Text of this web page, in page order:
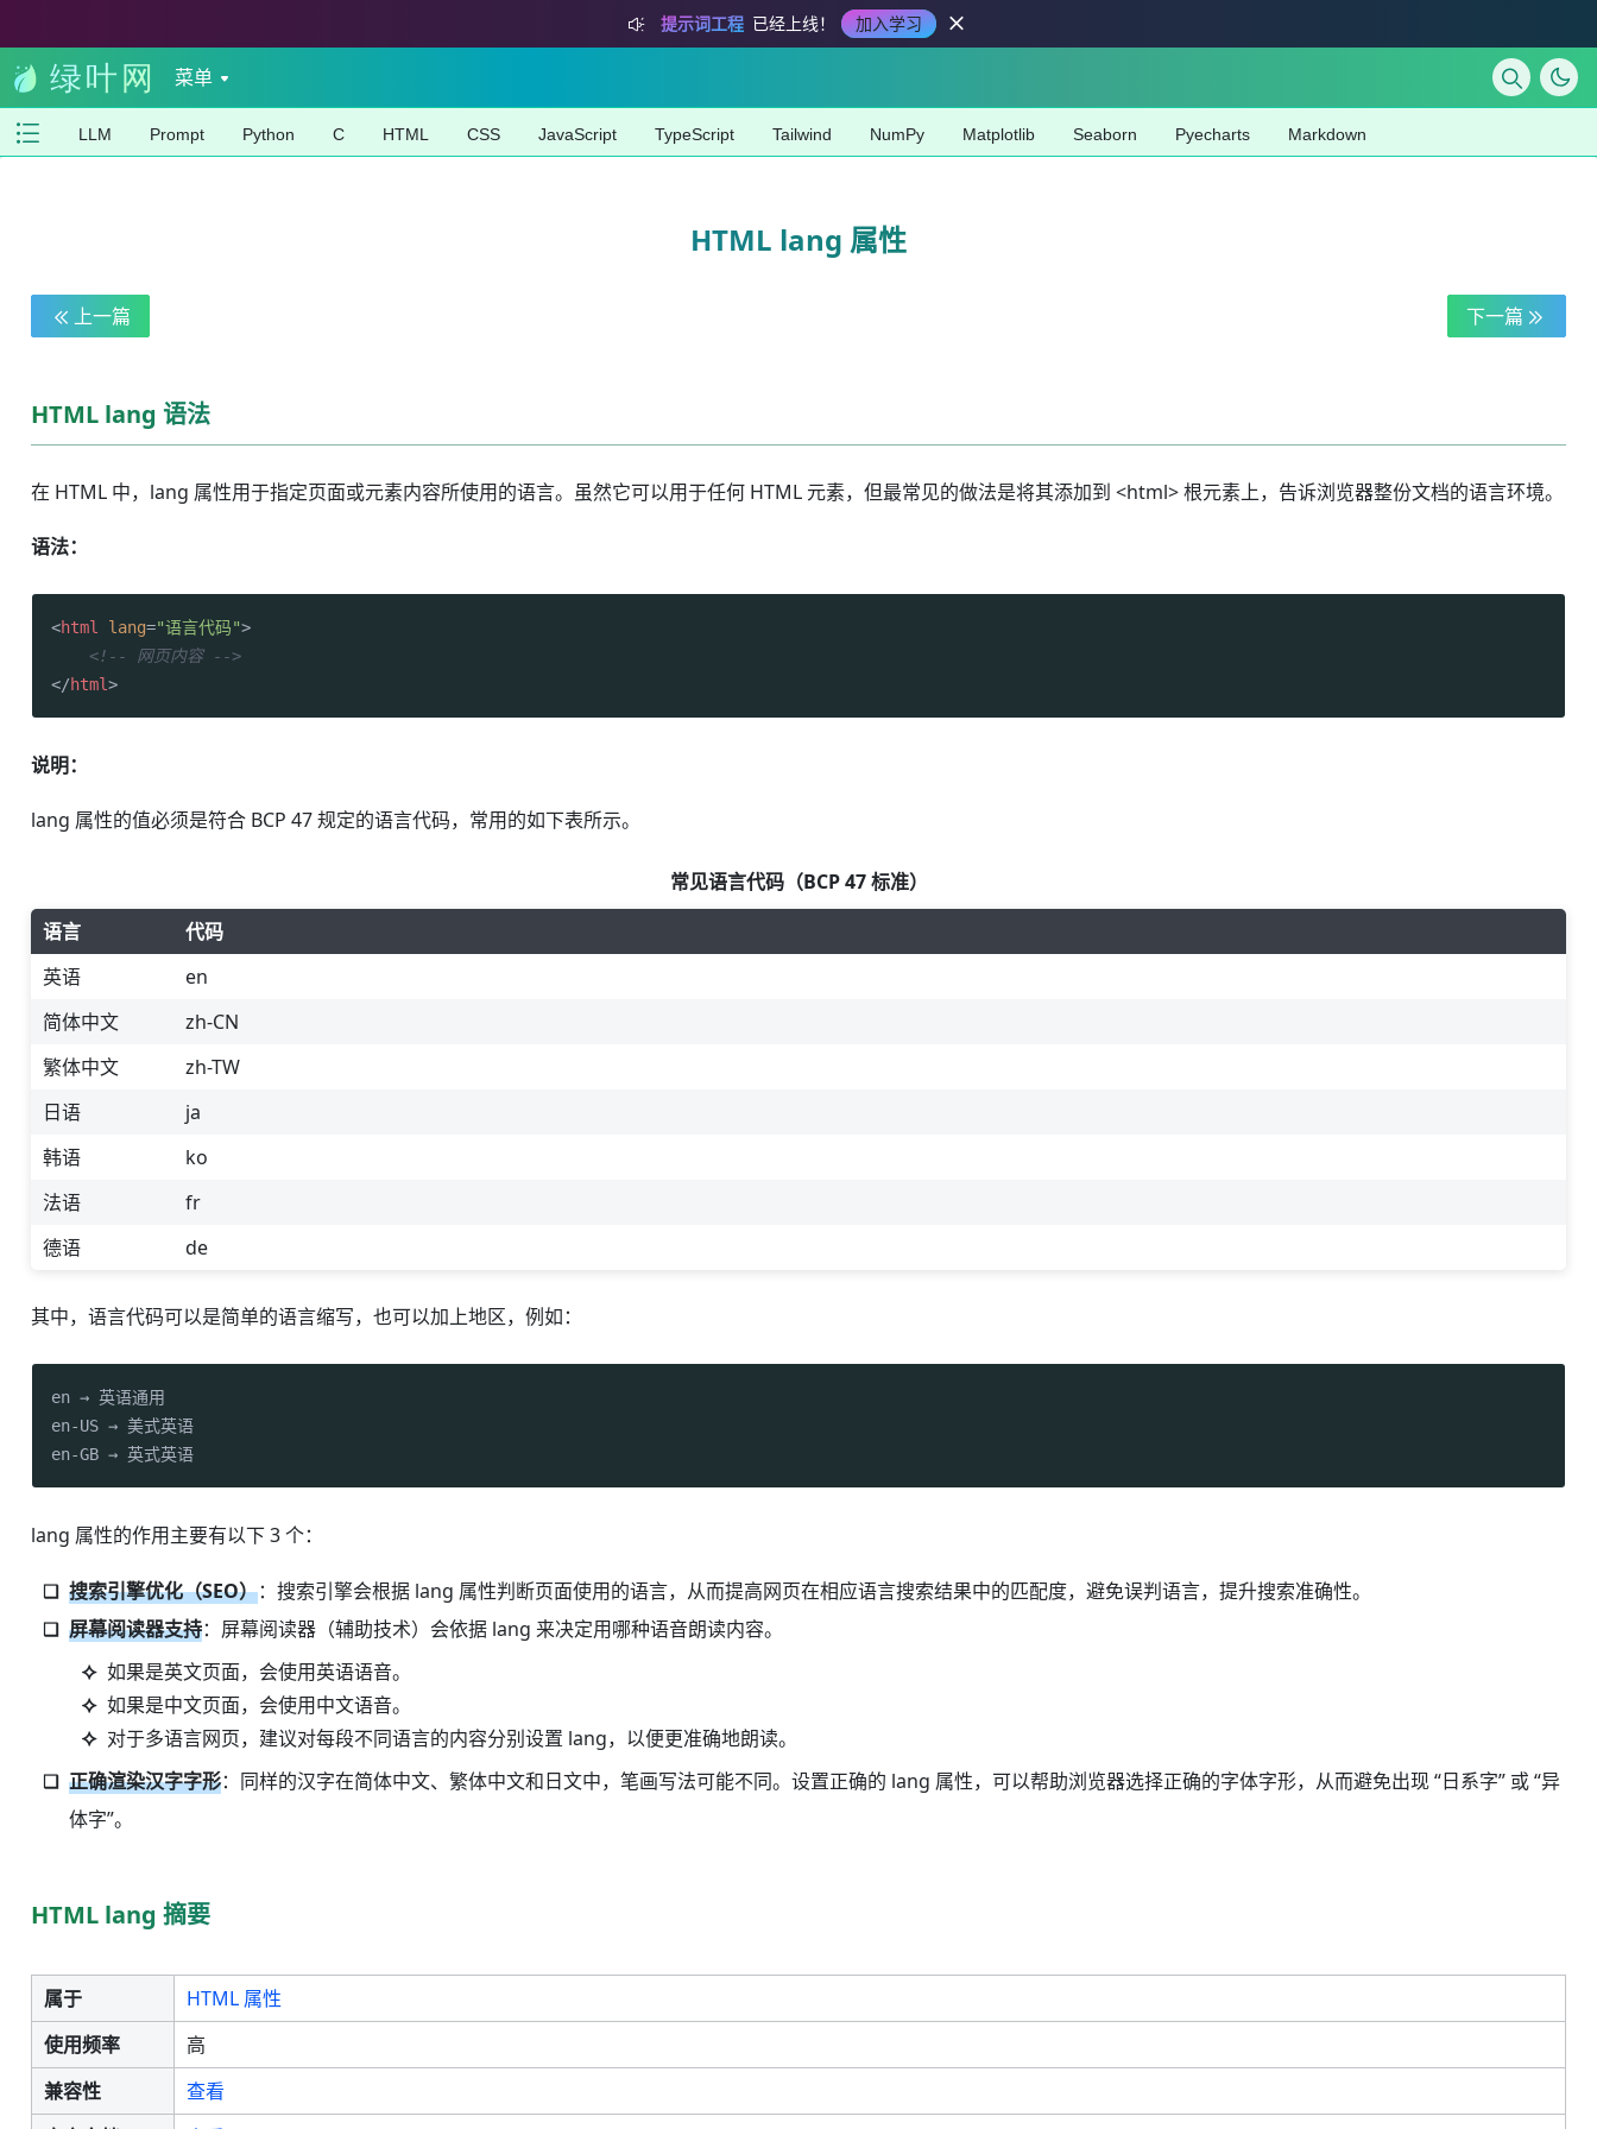
提示词工程 已经上线！ 加入学习
菜单
LLM Prompt Python C HTML CSS JavaScript TypeScript Tailwind NumPy Matplotlib Seaborn Pyecharts Markdown
HTML lang 属性
上一篇 下一篇
HTML lang 语法
在 HTML 中，lang 属性用于指定页面或元素内容所使用的语言。虽然它可以用于任何 HTML 元素，但最常见的做法是将其添加到 <html> 根元素上，告诉浏览器整份文档的语言环境。
语法：
<html lang="语言代码">
<!-- 网页内容 -->
</html>
说明：
lang 属性的值必须是符合 BCP 47 规定的语言代码，常用的如下表所示。
常见语言代码（BCP 47 标准）
语言
代码
英语
en
简体中文
zh-CN
繁体中文
zh-TW
日语
ja
韩语
ko
法语
fr
德语
de
其中，语言代码可以是简单的语言缩写，也可以加上地区，例如：
en → 英语通用
en-US → 美式英语
en-GB → 英式英语
lang 属性的作用主要有以下 3 个：
搜索引擎优化（SEO）：搜索引擎会根据 lang 属性判断页面使用的语言，从而提高网页在相应语言搜索结果中的匹配度，避免误判语言，提升搜索准确性。
屏幕阅读器支持：屏幕阅读器（辅助技术）会依据 lang 来决定用哪种语音朗读内容。
如果是英文页面，会使用英语语音。
如果是中文页面，会使用中文语音。
对于多语言网页，建议对每段不同语言的内容分别设置 lang，以便更准确地朗读。
正确渲染汉字字形：同样的汉字在简体中文、繁体中文和日文中，笔画写法可能不同。设置正确的 lang 属性，可以帮助浏览器选择正确的字体字形，从而避免出现 “日系字” 或 “异
体字”。
HTML lang 摘要
属于
HTML 属性
使用频率
高
兼容性
查看